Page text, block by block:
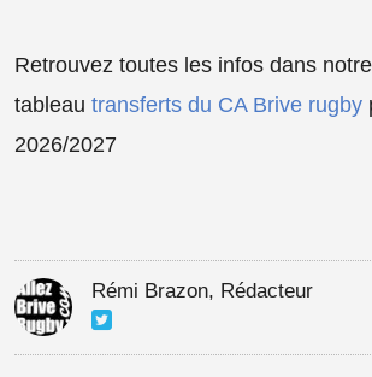
Retrouvez toutes les infos dans notre
tableau transferts du CA Brive rugby
2026/2027
Rémi Brazon, Rédacteur